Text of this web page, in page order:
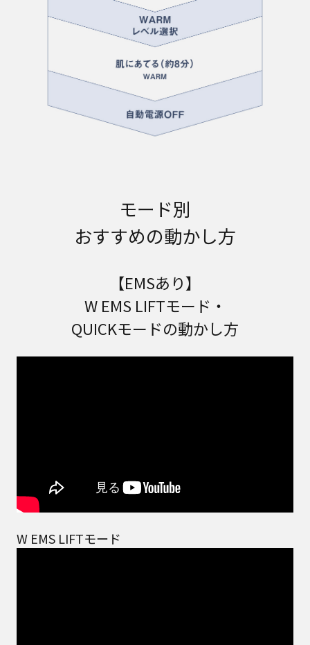
モード別
おすすめの動かし方
【EMSあり】
W EMS LIFTモード・
QUICKモードの動かし方
W EMS LIFTモード